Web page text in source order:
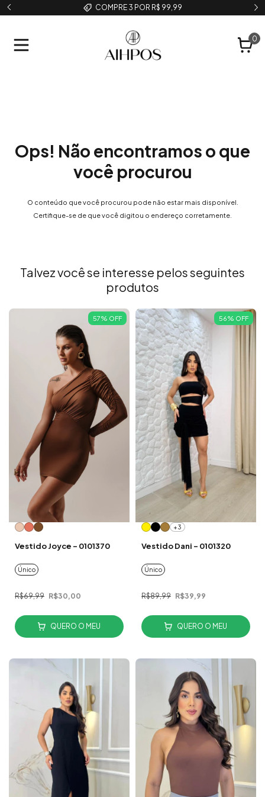
COMPRE 3 POR R$ 99,99
0
Ops! Não encontramos o que
você procurou
O conteúdo que você procurou pode não estar mais disponível.
Certifique-se de que você digitou o endereço corretamente.
Talvez você se interesse pelos seguintes
produtos
57% OFF
Vestido Joyce - 0101370
Único
R$69,99 R$30,00
QUERO O MEU
56% OFF
+3
Vestido Dani - 0101320
Único
R$89,99 R$39,99
QUERO O MEU